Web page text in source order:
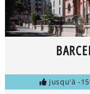
jusqu'à -